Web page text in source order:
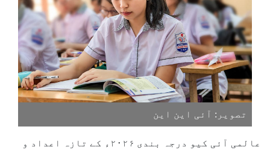
تصویر: آئی این این
عالمی آئی کیو درجہ بندی ۲۰۲۶ء کے تازہ اعداد و